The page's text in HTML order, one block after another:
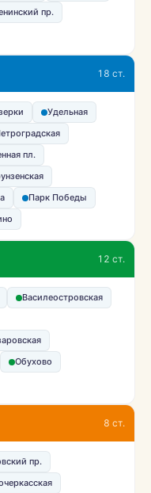
пр.
18 ст.
Удельная
пл.
Парк Победы
12 ст.
Василеостровская
Обухово
8 ст.
пр.